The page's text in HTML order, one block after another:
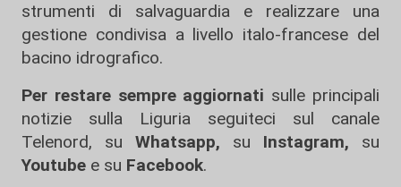
strumenti di salvaguardia e realizzare una
gestione condivisa a livello italo-francese del
bacino idrografico.
Per restare sempre aggiornati sulle principali
notizie sulla Liguria seguiteci sul canale
Telenord, su
Whatsapp, su Instagram, su
Youtube e su Facebook.